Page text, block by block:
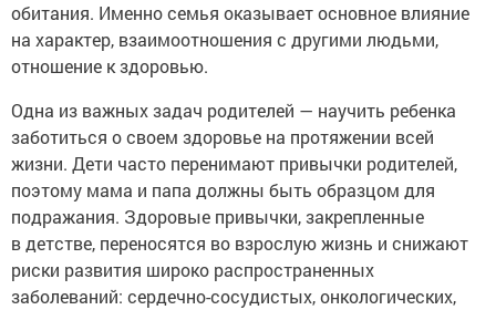
обитания. Именно семья оказывает основное влияние
на характер, взаимоотношения с другими людьми,
отношение к здоровью.
Одна из важных задач родителей — научить ребенка
заботиться о своем здоровье на протяжении всей
жизни. Дети часто перенимают привычки родителей,
поэтому мама и папа должны быть образцом для
подражания. Здоровые привычки, закрепленные
в детстве, переносятся во взрослую жизнь и снижают
риски развития широко распространенных
заболеваний: сердечно-сосудистых, онкологических,